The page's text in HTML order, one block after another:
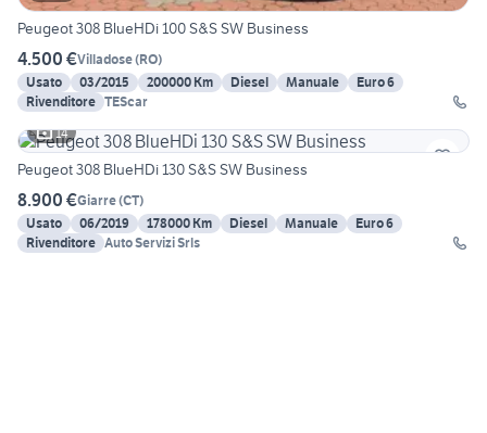
Peugeot 308 BlueHDi 100 S&S SW Business
4.500 €Villadose(RO)
Usato
03/2015 200000 Km Diesel Manuale
Euro 6
Rivenditore TEScar
14
Peugeot 308 BlueHDi 130 S&S SW Business
8.900 €Giarre(CT)
Usato
06/2019 178000 Km Diesel Manuale
Euro 6
Rivenditore Auto Servizi Srls